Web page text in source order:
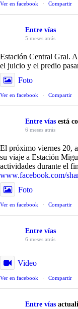
Ver en facebook · Compartir
Entre vías
5 meses atrás
Estación Central Gral.
el juicio y el predio
Foto
Ver en facebook · Compartir
Entre vías está
6 meses atrás
El próximo viernes 20,
su viaje a Estación
actividades durante el
www.facebook.com/
Foto
Ver en facebook · Compartir
Entre vías
6 meses atrás
Video
Ver en facebook · Compartir
Entre vías